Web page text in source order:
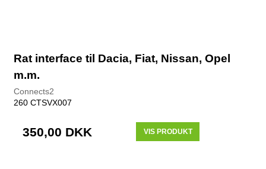
Rat interface til Dacia, Fiat, Nissan, Opel
m.m.
Connects2
260 CTSVX007
350,00 DKK VIS PRODUKT